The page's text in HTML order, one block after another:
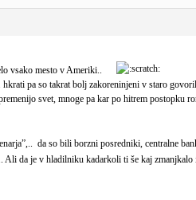
vsako mesto v Ameriki..
pa so takrat bolj zakoreninjeni v staro
svet, mnoge pa kar po hitrem postopku
da so bili borzni posredniki, centralne
Ali da je v hladilniku kadarkoli ti še kaj